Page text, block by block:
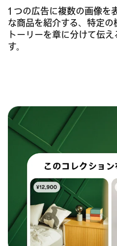
1 つの広告に複数の画像を
な商品を紹介する、特定の
トーリーを章に分けて伝
す。